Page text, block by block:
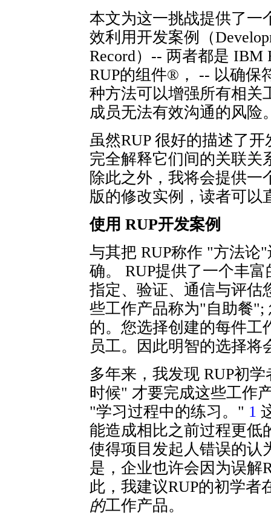
本文为这一挑战提供了一
效利用开发案例（
Record）-- 两者都是 IBM
RUP的组件®， -- 以确保
种方法可以增强所有相关
成员无法有效沟通的风险
虽然RUP 很好的描述了
完全解释它们间的关联关
除此之外，我将会提供一
版的修改实例，读者可以
使用 RUP开发案例
与其把 RUP称作 "方法论
确。 RUP提供了一个丰
指定、验证、通信与评估
些工作产品称为"自助餐";
的。您选择创建的每件工
员工。因此明智的选择将
多年来，我发现 RUP初
时候" 才要完成这些工作
"学习过程中的练习。" 1
能造成相比之前过程更低
使得项目发起人错误的认
是，企业也许会因为误解
此，我建议RUP的初学
的工作产品。